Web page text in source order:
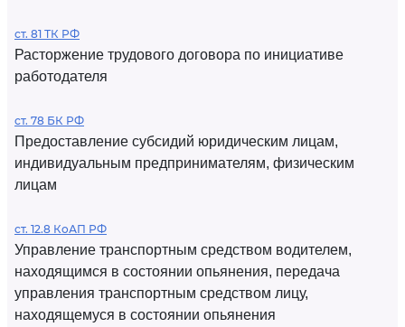
ст. 81 ТК РФ
Расторжение трудового договора по инициативе
работодателя
ст. 78 БК РФ
Предоставление субсидий юридическим лицам,
индивидуальным предпринимателям, физическим
лицам
ст. 12.8 КоАП РФ
Управление транспортным средством водителем,
находящимся в состоянии опьянения, передача
управления транспортным средством лицу,
находящемуся в состоянии опьянения